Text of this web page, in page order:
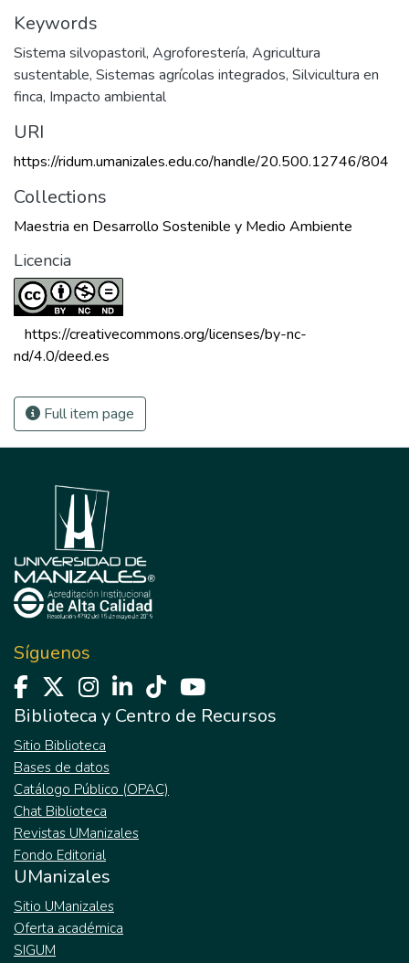
Keywords
Sistema silvopastoril, Agroforestería, Agricultura
sustentable, Sistemas agrícolas integrados, Silvicultura en
finca, Impacto ambiental
URI
https://ridum.umanizales.edu.co/handle/20.500.12746/804
Collections
Maestria en Desarrollo Sostenible y Medio Ambiente
Licencia
https://creativecommons.org/licenses/by-nc-
nd/4.0/deed.es
Full item page
Síguenos
Biblioteca y Centro de Recursos
Sitio Biblioteca
Bases de datos
Catálogo Público (OPAC)
Chat Biblioteca
Revistas UManizales
Fondo Editorial
UManizales
Sitio UManizales
Oferta académica
SIGUM